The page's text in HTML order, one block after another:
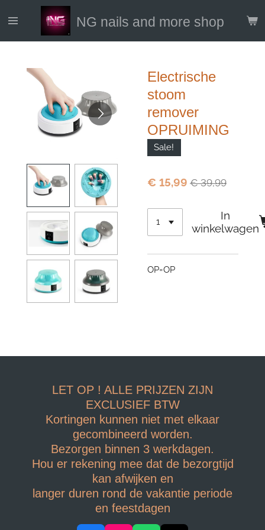
direct
NG nails and more shop
Electrische
stoom
remover
OPRUIMING
Sale!
€ 15,99 € 39,99
In
winkelwagen
OP=OP
LET OP ! ALLE PRIJZEN ZIJN
EXCLUSIEF BTW
Kortingen kunnen niet met elkaar
gecombineerd worden.
Bezorgen binnen 3 werkdagen.
Hou er rekening mee dat de bezorgtijd
kan afwijken en
langer duren rond de vakantie periode
en feestdagen